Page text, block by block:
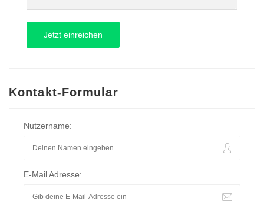
Kontakt-Formular
Nutzername:
E-Mail Adresse: